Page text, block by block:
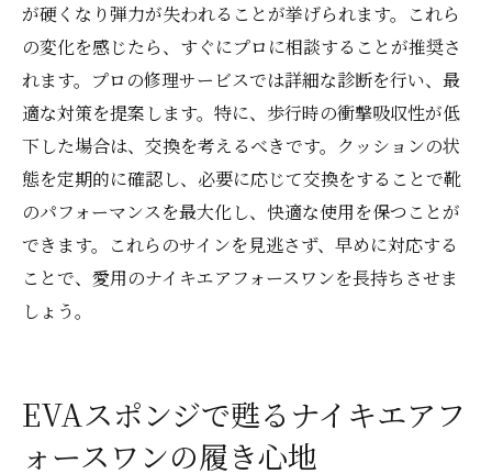
が硬くなり弾力が失われることが挙げられます。これら
の変化を感じたら、すぐにプロに相談することが推奨さ
れます。プロの修理サービスでは詳細な診断を行い、最
適な対策を提案します。特に、歩行時の衝撃吸収性が低
下した場合は、交換を考えるべきです。クッションの状
態を定期的に確認し、必要に応じて交換をすることで靴
のパフォーマンスを最大化し、快適な使用を保つことが
できます。これらのサインを見逃さず、早めに対応する
ことで、愛用のナイキエアフォースワンを長持ちさせま
しょう。
EVAスポンジで甦るナイキエアフ
ォースワンの履き心地